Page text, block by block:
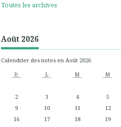
Toutes les archives
Août 2026
Calendrier des notes en Août 2026
D L M M
2
3 4 5
9
10 11 12
16
17 18 19